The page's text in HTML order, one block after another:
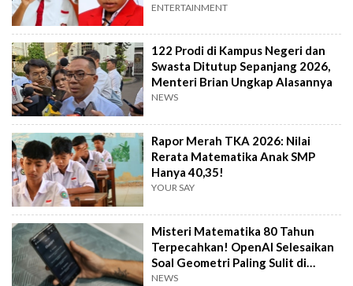
ENTERTAINMENT
122 Prodi di Kampus Negeri dan
Swasta Ditutup Sepanjang 2026,
Menteri Brian Ungkap Alasannya
NEWS
Rapor Merah TKA 2026: Nilai
Rerata Matematika Anak SMP
Hanya 40,35!
YOUR SAY
Misteri Matematika 80 Tahun
Terpecahkan! OpenAI Selesaikan
Soal Geometri Paling Sulit di
Dunia
NEWS